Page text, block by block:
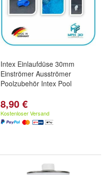
Intex Einlaufdüse 30mm
Einströmer Ausströmer
Poolzubehör Intex Pool
8,90 €
Kostenloser Versand